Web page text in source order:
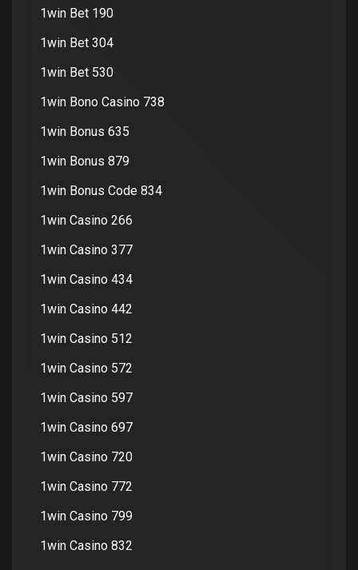
1win Bet 190
1win Bet 304
1win Bet 530
1win Bono Casino 738
1win Bonus 635
1win Bonus 879
1win Bonus Code 834
1win Casino 266
1win Casino 377
1win Casino 434
1win Casino 442
1win Casino 512
1win Casino 572
1win Casino 597
1win Casino 697
1win Casino 720
1win Casino 772
1win Casino 799
1win Casino 832